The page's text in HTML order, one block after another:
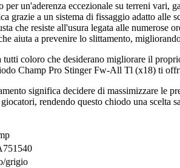
per un'aderenza eccezionale su terreni vari,
grazie a un sistema di fissaggio adatto alle
che resiste all'usura legata alle numerose
aiuta a prevenire lo slittamento,
tutti coloro che desiderano migliorare il
Champ Pro Stinger Fw-All Tl (x18) ti
significa decidere di massimizzare le
rendendo questo chiodo una scelta
grigio